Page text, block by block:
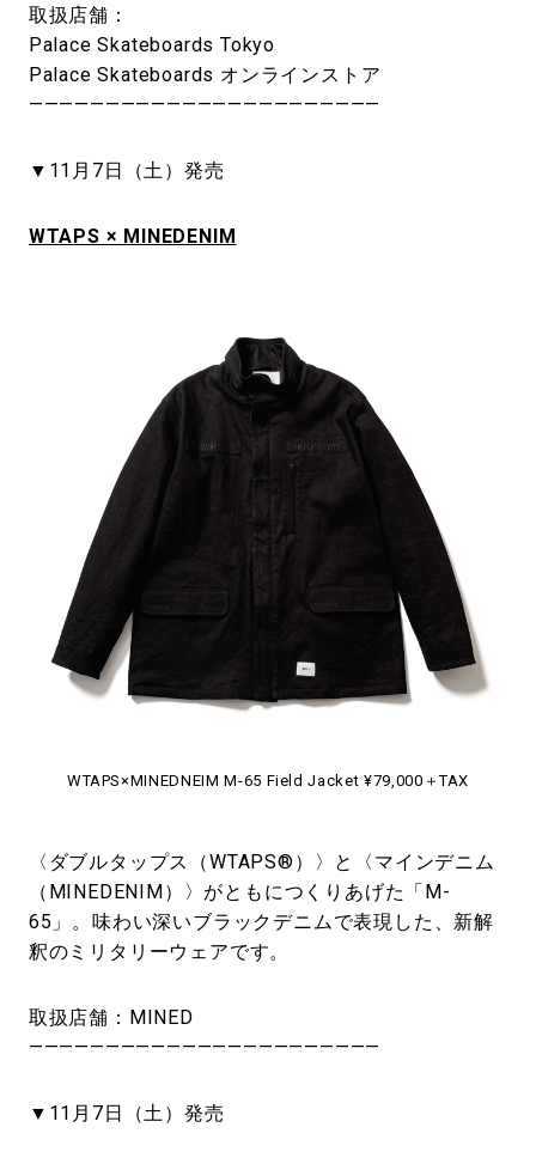
取扱店舗：
Palace Skateboards Tokyo
Palace Skateboards オンラインストア
———————————————————————
▼11月7日（土）発売
WTAPS × MINEDENIM
WTAPS×MINEDNEIM M-65 Field Jacket ¥79,000＋TAX
〈ダブルタップス（WTAPS®）〉と〈マインデニム
（MINEDENIM）〉がともにつくりあげた「M-
65」。味わい深いブラックデニムで表現した、新解
釈のミリタリーウェアです。
取扱店舗：MINED
———————————————————————
▼11月7日（土）発売